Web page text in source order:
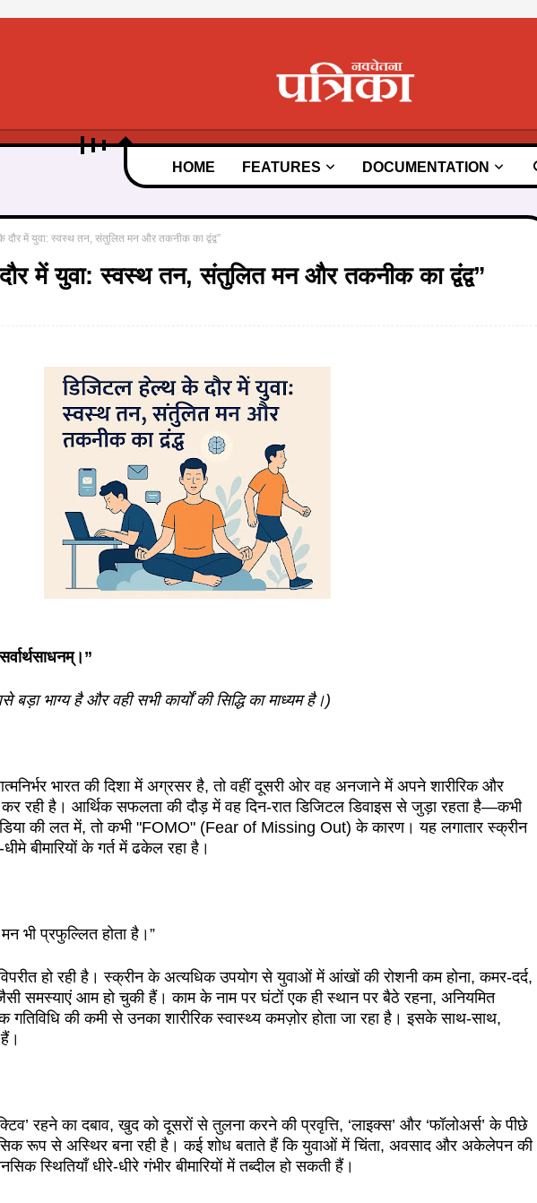
HOME FEATURES DOCUMENTATION
दौर में युवा: स्वस्थ तन, संतुलित मन और तकनीक का द्वंद्व”
में युवा: स्वस्थ तन, संतुलित मन और तकनीक का द्वंद्व”
बड़ा भाग्य है और वही सभी कार्यों की सिद्धि का माध्यम है।)
भारत की दिशा में अग्रसर है, तो वहीं दूसरी ओर वह अनजाने में अपने शारीरिक और
रही है। आर्थिक सफलता की दौड़ में वह दिन-रात डिजिटल डिवाइस से जुड़ा रहता है—कभी
की लत में, तो कभी "FOMO" (Fear of Missing Out) के कारण। यह लगातार स्क्रीन
बीमारियों के गर्त में ढकेल रहा है।
भी प्रफुल्लित होता है।”
हो रही है। स्क्रीन के अत्यधिक उपयोग से युवाओं में आंखों की रोशनी कम होना, कमर-दर्द,
समस्याएं आम हो चुकी हैं। काम के नाम पर घंटों एक ही स्थान पर बैठे रहना, अनियमित
गतिविधि की कमी से उनका शारीरिक स्वास्थ्य कमज़ोर होता जा रहा है। इसके साथ-साथ,
रहने का दबाव, खुद को दूसरों से तुलना करने की प्रवृत्ति, ‘लाइक्स’ और ‘फॉलोअर्स’ के पीछे
रूप से अस्थिर बना रही है। कई शोध बताते हैं कि युवाओं में चिंता, अवसाद और अकेलेपन की
स्थितियाँ धीरे-धीरे गंभीर बीमारियों में तब्दील हो सकती हैं।